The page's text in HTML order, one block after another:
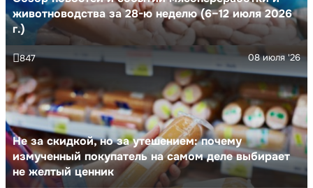
животноводства за 28-ю неделю (6–12 июля 2026
г.)
Не за скидкой, но за утешением: почему
измученный покупатель на самом деле выбирает
не желтый ценник
08 июля '26
847